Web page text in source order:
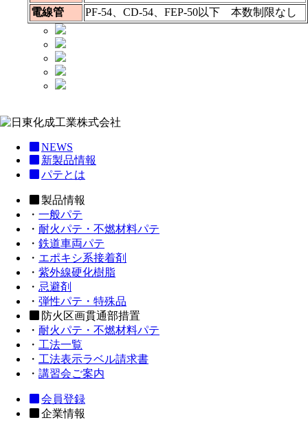
電線管
PF-54、CD-54、FEP-50以下 本数制限なし
NEWS
新製品情報
パテとは
製品情報
・ 一般パテ
・ 耐火パテ・不燃材料パテ
・ 鉄道車両パテ
・ エポキシ系接着剤
・ 紫外線硬化樹脂
・ 忌避剤
・ 弾性パテ・特殊品
防火区画貫通部措置
・ 耐火パテ・不燃材料パテ
・ 工法一覧
・ 工法表示ラベル請求書
・ 講習会ご案内
会員登録
企業情報